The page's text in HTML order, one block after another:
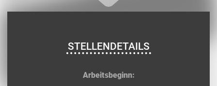
STELLENDETAILS
Arbeitsbeginn: